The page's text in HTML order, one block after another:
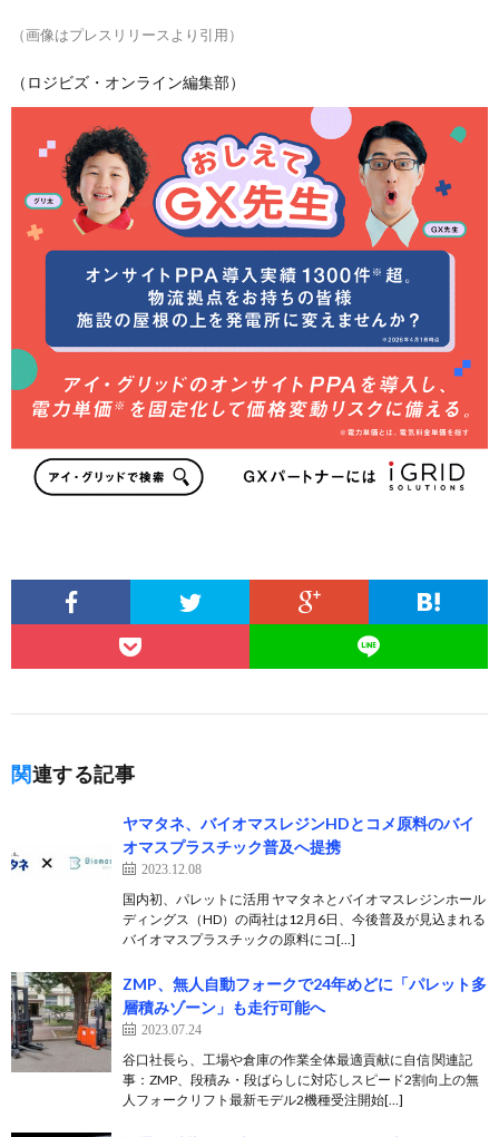
（画像はプレスリリースより引用）
（ロジビズ・オンライン編集部）
関連する記事
ヤマタネ、バイオマスレジンHDとコメ原料のバイ
オマスプラスチック普及へ提携
2023.12.08
国内初、パレットに活用 ヤマタネとバイオマスレジンホール
ディングス（HD）の両社は12月6日、今後普及が見込まれる
バイオマスプラスチックの原料にコ[…]
ZMP、無人自動フォークで24年めどに「パレット多
層積みゾーン」も走行可能へ
2023.07.24
谷口社長ら、工場や倉庫の作業全体最適貢献に自信 関連記
事：ZMP、段積み・段ばらしに対応しスピード2割向上の無
人フォークリフト最新モデル2機種受注開始[…]